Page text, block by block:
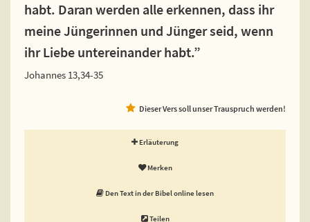
habt. Daran werden alle erkennen, dass ihr
meine Jüngerinnen und Jünger seid, wenn
ihr Liebe untereinander habt.”
Johannes 13,34-35
Dieser Vers soll unser Trauspruch werden!
Erläuterung
Merken
Den Text in der Bibel online lesen
Teilen